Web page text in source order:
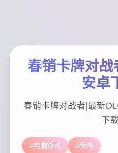
春销卡牌对战
安卓
春销卡牌对战者|最新
下载
#电脑游戏 #策略